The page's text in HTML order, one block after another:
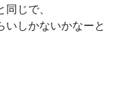
じで、
いしかないかなーと